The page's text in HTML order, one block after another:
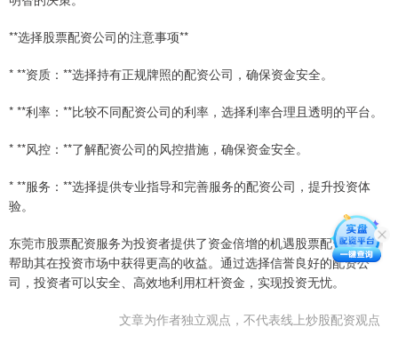
**选择股票配资公司的注意事项**
* **资质：**选择持有正规牌照的配资公司，确保资金安全。
* **利率：**比较不同配资公司的利率，选择利率合理且透明的平台。
* **风控：**了解配资公司的风控措施，确保资金安全。
* **服务：**选择提供专业指导和完善服务的配资公司，提升投资体
验。
东莞市股票配资服务为投资者提供了资金倍增的机遇股票配资平台，
帮助其在投资市场中获得更高的收益。通过选择信誉良好的配资公
司，投资者可以安全、高效地利用杠杆资金，实现投资无忧。
文章为作者独立观点，不代表线上炒股配资观点